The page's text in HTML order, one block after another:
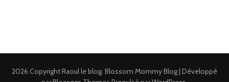
2026 CopyrightRaoul le blog Blossom Mommy Blog | Développé